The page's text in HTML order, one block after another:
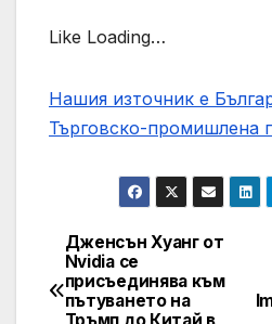
Like Loading…
Нашия източник е
Търговско-промишлена
Post
navigation
Дженсън Хуанг от
Nvidia се
присъединява към
пътуването на